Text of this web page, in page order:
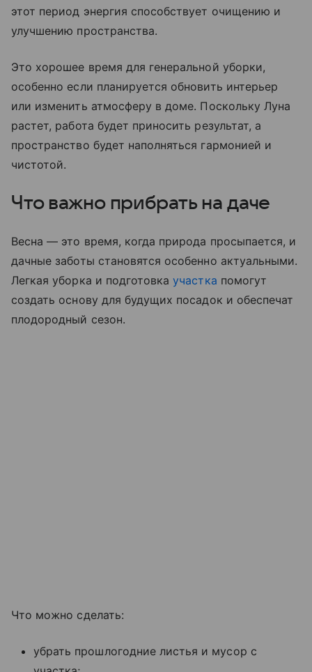
этот период энергия способствует очищению и
улучшению пространства.
Это хорошее время для генеральной уборки,
особенно если планируется обновить интерьер
или изменить атмосферу в доме. Поскольку Луна
растет, работа будет приносить результат, а
пространство будет наполняться гармонией и
чистотой.
Что важно прибрать на даче
Весна — это время, когда природа просыпается, и
дачные заботы становятся особенно актуальными.
Легкая уборка и подготовкаучастка помогут
создать основу для будущих посадок и обеспечат
плодородный сезон.
Что можно сделать:
убрать прошлогодние листья и мусор с